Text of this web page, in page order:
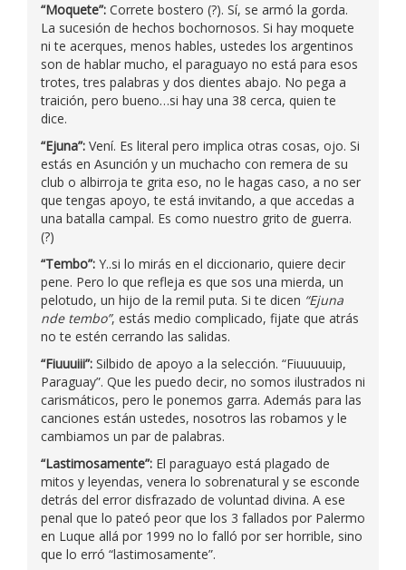
“Moquete”: Correte bostero (?). Sí, se armó la gorda.
La sucesión de hechos bochornosos. Si hay moquete
ni te acerques, menos hables, ustedes los argentinos
son de hablar mucho, el paraguayo no está para esos
trotes, tres palabras y dos dientes abajo. No pega a
traición, pero bueno…si hay una 38 cerca, quien te
dice.
“Ejuna”: Vení. Es literal pero implica otras cosas, ojo. Si
estás en Asunción y un muchacho con remera de su
club o albirroja te grita eso, no le hagas caso, a no ser
que tengas apoyo, te está invitando, a que accedas a
una batalla campal. Es como nuestro grito de guerra.
(?)
“Tembo”: Y..si lo mirás en el diccionario, quiere decir
pene. Pero lo que refleja es que sos una mierda, un
pelotudo, un hijo de la remil puta. Si te dicen “Ejuna
nde tembo”, estás medio complicado, fijate que atrás
no te estén cerrando las salidas.
“Fiuuuiii”: Silbido de apoyo a la selección. “Fiuuuuuip,
Paraguay”. Que les puedo decir, no somos ilustrados ni
carismáticos, pero le ponemos garra. Además para las
canciones están ustedes, nosotros las robamos y le
cambiamos un par de palabras.
“Lastimosamente”: El paraguayo está plagado de
mitos y leyendas, venera lo sobrenatural y se esconde
detrás del error disfrazado de voluntad divina. A ese
penal que lo pateó peor que los 3 fallados por Palermo
en Luque allá por 1999 no lo falló por ser horrible, sino
que lo erró “lastimosamente”.